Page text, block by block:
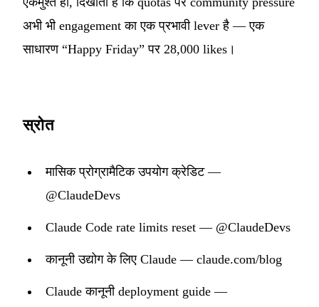
अभी भी engagement का एक प्रभावी lever है — एक
साधारण “Happy Friday” पर 28,000 likes।
स्रोत
मासिक प्रोग्रामैटिक उपयोग क्रेडिट —
@ClaudeDevs
Claude Code rate limits reset — @ClaudeDevs
कानूनी उद्योग के लिए Claude — claude.com/blog
Claude कानूनी deployment guide —